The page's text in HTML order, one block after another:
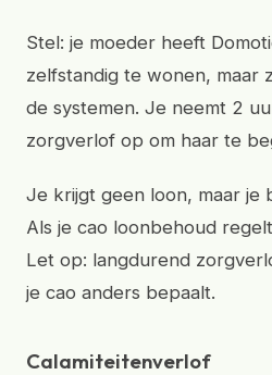
Stel: je moeder heeft
zelfstandig te wonen, maar
de systemen. Je neemt 2
zorgverlof op om haar te
Je krijgt geen loon, maar je
Als je cao loonbehoud
Let op: langdurend
je cao anders bepaalt.
Calamiteitenverlof